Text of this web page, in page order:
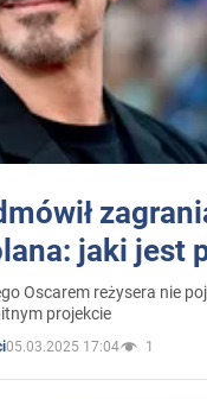
jaki jest
Oscarem reżysera nie
projekcie
05.03.2025 17:04 1